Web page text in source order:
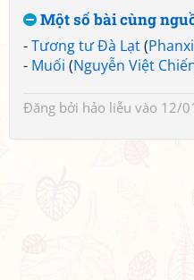
Một số bài cùng
-Tương tư Đà Lạt(
- Muối (Nguyễn Việt
Đăng bởi hảo liễu vào 12/